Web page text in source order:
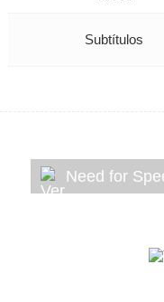
Subtítulos
Need for